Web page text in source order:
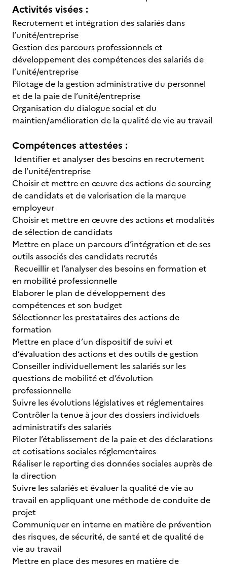
Activités visées :
Recrutement et intégration des salariés dans
l’unité/entreprise
Gestion des parcours professionnels et
développement des compétences des salariés de
l’unité/entreprise
Pilotage de la gestion administrative du personnel
et de la paie de l’unité/entreprise
Organisation du dialogue social et du
maintien/amélioration de la qualité de vie au travail
Compétences attestées :
Identifier et analyser des besoins en recrutement
de l’unité/entreprise
Choisir et mettre en œuvre des actions de sourcing
de candidats et de valorisation de la marque
employeur
Choisir et mettre en œuvre des actions et modalités
de sélection de candidats
Mettre en place un parcours d’intégration et de ses
outils associés des candidats recrutés
Recueillir et l’analyser des besoins en formation et
en mobilité professionnelle
Elaborer le plan de développement des
compétences et son budget
Sélectionner les prestataires des actions de
formation
Mettre en place d’un dispositif de suivi et
d’évaluation des actions et des outils de gestion
Conseiller individuellement les salariés sur les
questions de mobilité et d’évolution
professionnelle
Suivre les évolutions législatives et réglementaires
Contrôler la tenue à jour des dossiers individuels
administratifs des salariés
Piloter l’établissement de la paie et des déclarations
et cotisations sociales réglementaires
Réaliser le reporting des données sociales auprès de
la direction
Suivre les salariés et évaluer la qualité de vie au
travail en appliquant une méthode de conduite de
projet
Communiquer en interne en matière de prévention
des risques, de sécurité, de santé et de qualité de
vie au travail
Mettre en place des mesures en matière de